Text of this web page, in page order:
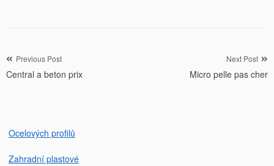
Navigation
de
Previous Post
Central a beton prix
Next Post
Micro pelle pas cher
Ocelových profilů
Zahradní plastové